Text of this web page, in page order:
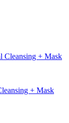
+ Mask